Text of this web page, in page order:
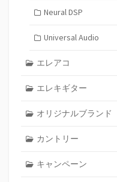
Neural DSP
Universal Audio
エレアコ
エレキギター
オリジナルブランド
カントリー
キャンペーン